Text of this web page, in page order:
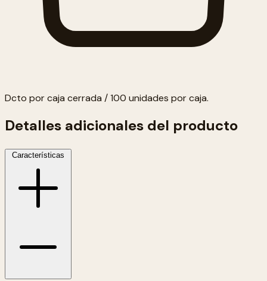
Dcto por caja cerrada / 100 unidades por caja.
Detalles adicionales del producto
Características